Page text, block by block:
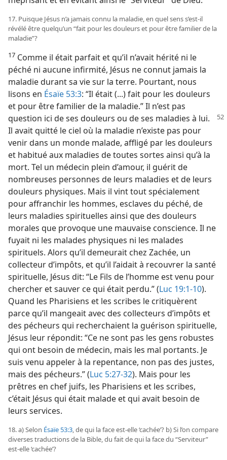
17. Puisque Jésus n’a jamais connu la maladie, en quel sens s’est-​il
révélé être quelqu’un “fait pour les douleurs et pour être familier de la
maladie”?
17 Comme il était parfait et qu’il n’avait hérité ni le
péché ni aucune infirmité, Jésus ne connut jamais la
maladie durant sa vie sur la terre. Pourtant, nous
lisons en Ésaïe 53:3: “Il était (...) fait pour les douleurs
et pour être familier de la maladie.” Il n’est pas
question ici de ses douleurs ou de ses maladies à lui.
Il avait quitté le ciel où la maladie n’existe pas pour
venir dans un monde malade, affligé par les douleurs
et habitué aux maladies de toutes sortes ainsi qu’à la
mort. Tel un médecin plein d’amour, il guérit de
nombreuses personnes de leurs maladies et de leurs
douleurs physiques. Mais il vint tout spécialement
pour affranchir les hommes, esclaves du péché, de
leurs maladies spirituelles ainsi que des douleurs
morales que provoque une mauvaise conscience. Il ne
fuyait ni les malades physiques ni les malades
spirituels. Alors qu’il demeurait chez Zachée, un
collecteur d’impôts, et qu’il l’aidait à recouvrer la santé
spirituelle, Jésus dit: “Le Fils de l’homme est venu pour
chercher et sauver ce qui était perdu.” (Luc 19:1-10).
Quand les Pharisiens et les scribes le critiquèrent
parce qu’il mangeait avec des collecteurs d’impôts et
des pécheurs qui recherchaient la guérison spirituelle,
Jésus leur répondit: “Ce ne sont pas les gens robustes
qui ont besoin de médecin, mais les mal portants. Je
suis venu appeler à la repentance, non pas des justes,
mais des pécheurs.” (Luc 5:27-32). Mais pour les
prêtres en chef juifs, les Pharisiens et les scribes,
c’était Jésus qui était malade et qui avait besoin de
leurs services.
18. a) Selon Ésaïe 53:3, de qui la face est-​elle ‘cachée’? b) Si l’on compare
diverses traductions de la Bible, du fait de qui la face du “Serviteur”
est-​elle ‘cachée’?